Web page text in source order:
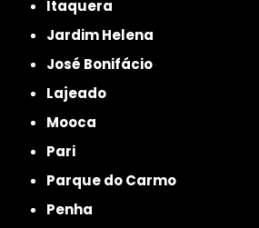
Itaquera
Jardim Helena
José Bonifácio
Lajeado
Mooca
Pari
Parque do Carmo
Penha